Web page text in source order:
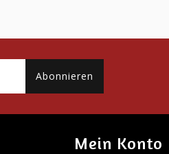
Abonnieren
Mein Konto